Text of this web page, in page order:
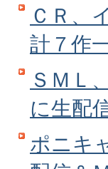
ＣＲ、
計７作
ＳＭＬ
に生配
ポニキ